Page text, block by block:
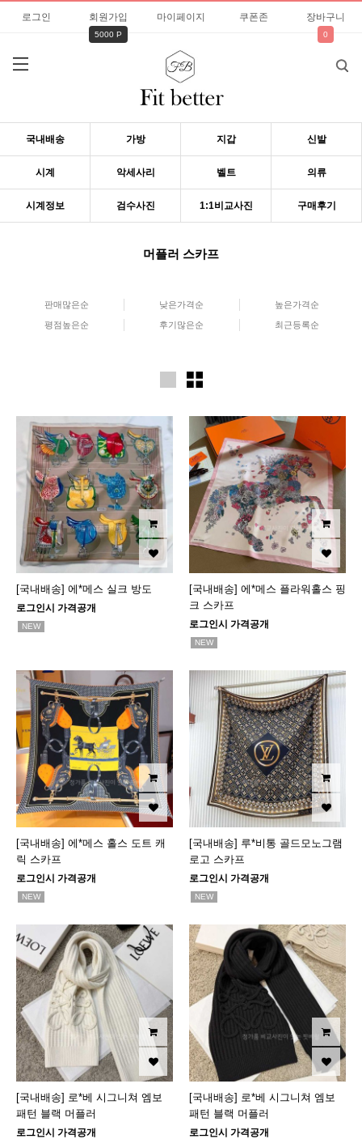
로그인 회원가입
5000 P
마이페이지 쿠폰존 장바구니
0
국내배송 가방 지갑 신발
시계 악세사리 벨트 의류
시계정보 검수사진 1:1비교사진 구매후기
머플러 스카프
판매많은순 낮은가격순 높은가격순
평점높은순 후기많은순 최근등록순
[국내배송] 에*메스 실크 방도
로그인시 가격공개
NEW
[국내배송] 에*메스 플라워홀스 핑
크 스카프
로그인시 가격공개
NEW
[국내배송] 에*메스 홀스 도트 캐
릭 스카프
로그인시 가격공개
NEW
[국내배송] 루*비통 골드모노그램
로고 스카프
로그인시 가격공개
NEW
[국내배송] 로*베 시그니쳐 엠보
패턴 블랙 머플러
로그인시 가격공개
[국내배송] 로*베 시그니쳐 엠보
패턴 블랙 머플러
로그인시 가격공개